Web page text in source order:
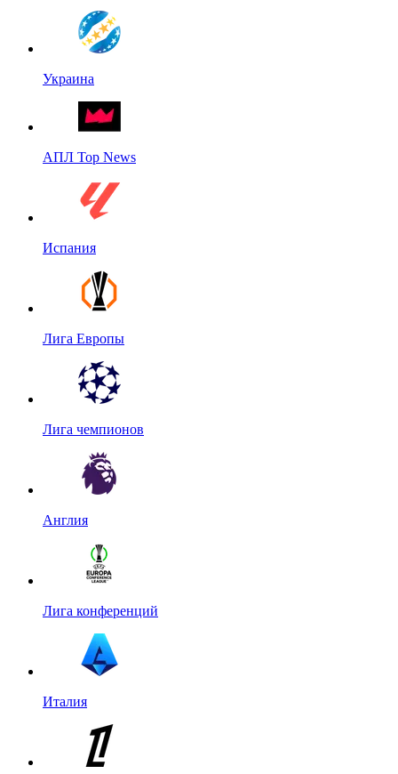
Украина
АПЛ Top News
Испания
Лига Европы
Лига чемпионов
Англия
Лига конференций
Италия